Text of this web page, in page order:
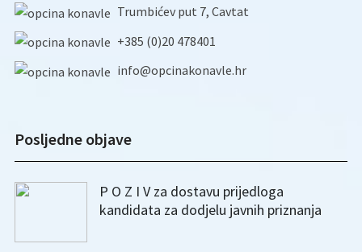
Trumbićev put 7, Cavtat
+385 (0)20 478401
info@opcinakonavle.hr
Posljedne objave
P O Z I V za dostavu prijedloga
kandidata za dodjelu javnih priznanja